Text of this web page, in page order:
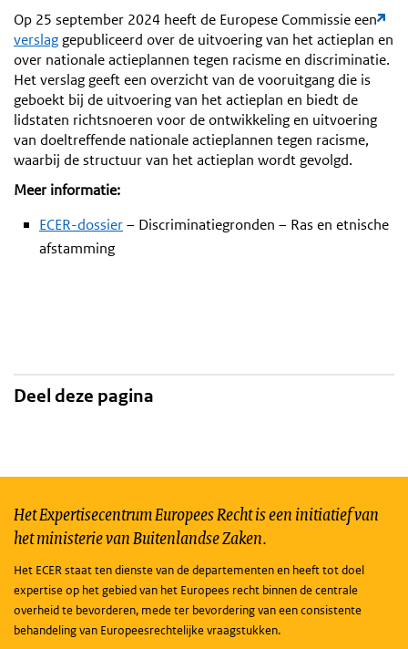
Op 25 september 2024 heeft de Europese Commissie een
verslag gepubliceerd over de uitvoering van het actieplan en
over nationale actieplannen tegen racisme en discriminatie.
Het verslag geeft een overzicht van de vooruitgang die is
geboekt bij de uitvoering van het actieplan en biedt de
lidstaten richtsnoeren voor de ontwikkeling en uitvoering
van doeltreffende nationale actieplannen tegen racisme,
waarbij de structuur van het actieplan wordt gevolgd.
Meer informatie:
ECER-dossier– Discriminatiegronden – Ras en etnische
afstamming
Deel deze pagina
Het Expertisecentrum Europees Recht is een initiatief van
het ministerie van Buitenlandse Zaken.
Het ECER staat ten dienste van de departementen en heeft tot doel
expertise op het gebied van het Europees recht binnen de centrale
overheid te bevorderen, mede ter bevordering van een consistente
behandeling van Europeesrechtelijke vraagstukken.